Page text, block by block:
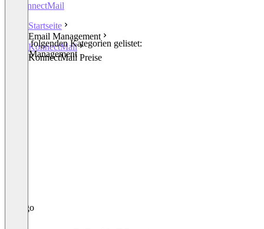
KonnectMail
Startseite
Email Management
KonnectMail
KonnectMail Preise
In den folgenden Kategorien gelistet:
Email Management